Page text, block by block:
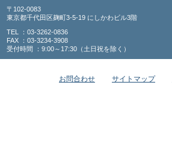
〒102-0083
東京都千代田区麹町3-5-19 にしかわビル3階
TEL ：03-3262-0836
FAX ：03-3234-3908
受付時間 ：9:00～17:30（土日祝を除く）
お問合わせ サイトマップ